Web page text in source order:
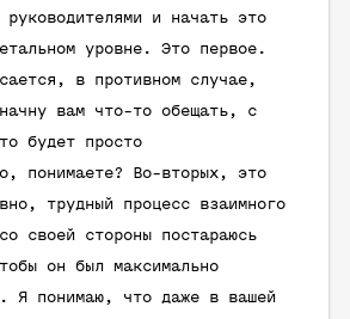
и начать это
уровне. Это первое.
в противном случае,
вам что-то обещать, с
будет просто
понимаете? Во-вторых, это
трудный процесс взаимного
своей стороны постараюсь
он был максимально
Я понимаю, что даже в вашей